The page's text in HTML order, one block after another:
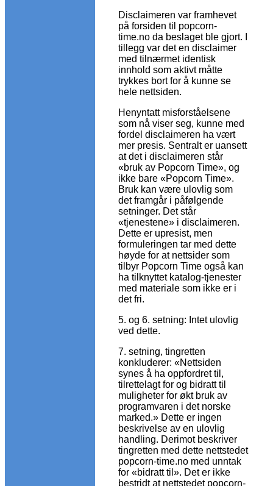
Disclaimeren var framhevet
på forsiden til popcorn-
time.no da beslaget ble gjort. I
tillegg var det en disclaimer
med tilnærmet identisk
innhold som aktivt måtte
trykkes bort for å kunne se
hele nettsiden.
Henyntatt misforståelsene
som nå viser seg, kunne med
fordel disclaimeren ha vært
mer presis. Sentralt er uansett
at det i disclaimeren står
«bruk av Popcorn Time», og
ikke bare «Popcorn Time».
Bruk kan være ulovlig som
det framgår i påfølgende
setninger. Det står
«tjenestene» i disclaimeren.
Dette er upresist, men
formuleringen tar med dette
høyde for at nettsider som
tilbyr Popcorn Time også kan
ha tilknyttet katalog-tjenester
med materiale som ikke er i
det fri.
5. og 6. setning: Intet ulovlig
ved dette.
7. setning, tingretten
konkluderer: «Nettsiden
synes å ha oppfordret til,
tilrettelagt for og bidratt til
muligheter for økt bruk av
programvaren i det norske
marked.» Dette er ingen
beskrivelse av en ulovlig
handling. Derimot beskriver
tingretten med dette nettstedet
popcorn-time.no med unntak
for «bidratt til». Det er ikke
bestridt at nettstedet popcorn-